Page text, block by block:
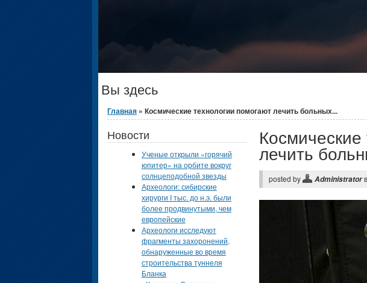
Вы здесь
Главная » Космические технологии помогают лечить больных...
лечить
posted by Administrator
Новости
Ученые открыли «горячий
юпитер» на орбите вокруг
солнцеподобной звезды
Археологи: сибирские
хирурги I тыс. до н.э. были
более продвинутыми, чем
европейские
Археологи исследуют
фрагменты захоронений,
обнаруженные во время
строительства туннеля
Бланка